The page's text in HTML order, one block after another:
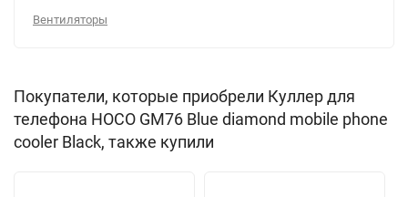
Вентиляторы
Покупатели, которые приобрели Куллер для
телефона HOCO GM76 Blue diamond mobile phone
cooler Black, также купили